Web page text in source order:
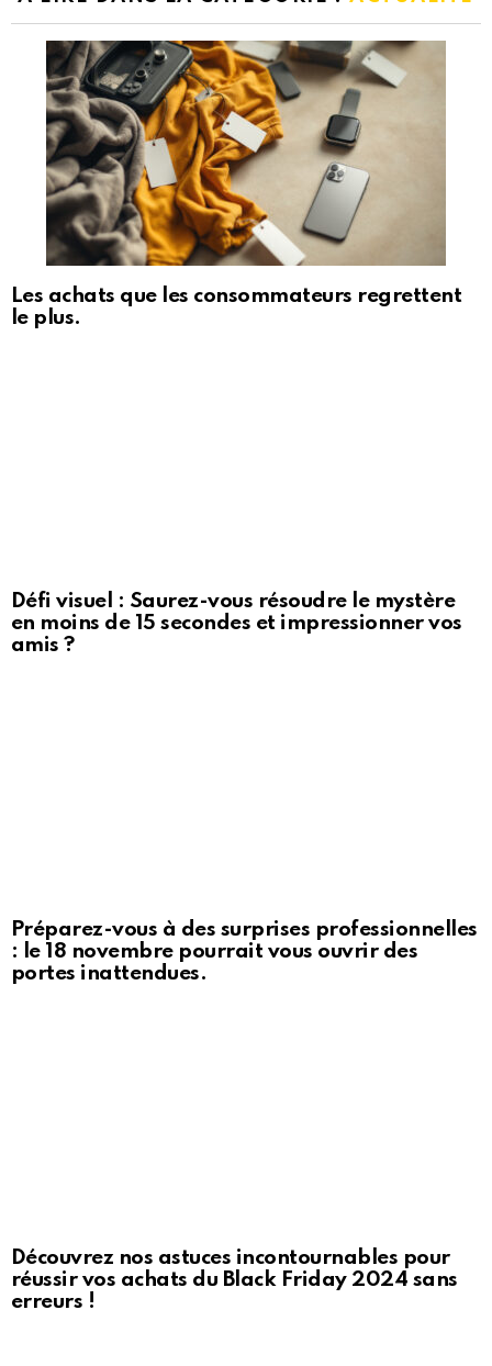
Les achats que les consommateurs regrettent
le plus.
Défi visuel : Saurez-vous résoudre le mystère
en moins de 15 secondes et impressionner vos
amis ?
Préparez-vous à des surprises professionnelles
: le 18 novembre pourrait vous ouvrir des
portes inattendues.
Découvrez nos astuces incontournables pour
réussir vos achats du Black Friday 2024 sans
erreurs !